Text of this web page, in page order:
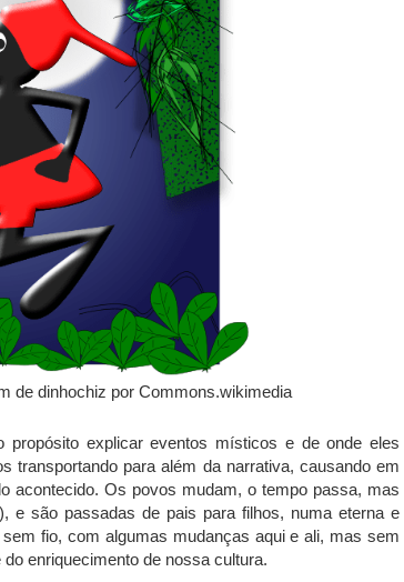
de dinhochiz por Commons.wikimedia
explicar eventos místicos e de onde eles
transportando para além da narrativa, causando em
acontecido. Os povos mudam, o tempo passa, mas
e são passadas de pais para filhos, numa eterna e
fio, com algumas mudanças aqui e ali, mas sem
enriquecimento de nossa cultura.